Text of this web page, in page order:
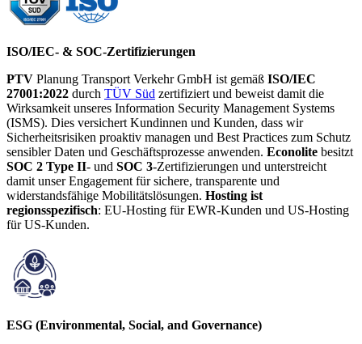
ISO/IEC- & SOC-Zertifizierungen
PTV Planung Transport Verkehr GmbH ist gemäß ISO/IEC
27001:2022 durch TÜV Süd zertifiziert und beweist damit die
Wirksamkeit unseres Information Security Management Systems
(ISMS). Dies versichert Kundinnen und Kunden, dass wir
Sicherheitsrisiken proaktiv managen und Best Practices zum Schutz
sensibler Daten und Geschäftsprozesse anwenden. Econolite besitzt
SOC 2 Type II- und SOC 3-Zertifizierungen und unterstreicht
damit unser Engagement für sichere, transparente und
widerstandsfähige Mobilitätslösungen. Hosting ist
regionsspezifisch: EU-Hosting für EWR-Kunden und US-Hosting
für US-Kunden.
ESG (Environmental, Social, and Governance)